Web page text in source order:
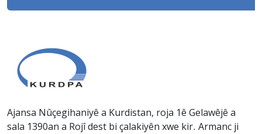
Ajansa Nûçegihaniyê a Kurdistan, roja 1ê Gelawêjê a
sala 1390an a Rojî dest bi çalakiyên xwe kir. Armanc ji